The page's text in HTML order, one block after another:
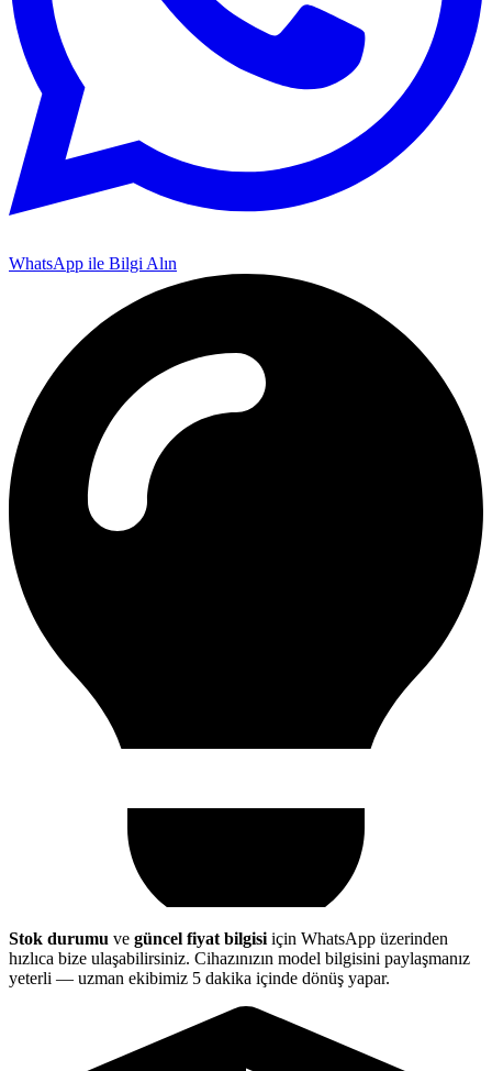
WhatsApp ile Bilgi Alın
Stok durumu ve güncel fiyat bilgisi için WhatsApp üzerinden
hızlıca bize ulaşabilirsiniz. Cihazınızın model bilgisini paylaşmanız
yeterli — uzman ekibimiz 5 dakika içinde dönüş yapar.